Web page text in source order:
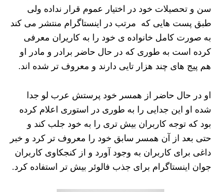
سن و‌ تحصیلات خود در اختیار عموم قرار نداده ولی
طبق پست هایی که مرتب در اینستاگرام منتشر می کند
به صورت کامل خانواده ی خود را به کاریران معرفی
کرده است به طوری که در حال حاضر برادر و مادر او
هم پیج های چند هزار تایی دارند و معروف تر شده اند.
او در حال حاضر از همسر خود پرستش عرب لو جدا
شده او این جدایی را به طوری در استوری اعلام کرده
بود که توجه کاربران بیش تری را به خود جلب کند و‌
حتی بعد از آن همسر سابق خود را معروف تر کرد و خبر
داغی برای کاربران به وجود آورد و از کنجکاوی کاربران
جوان اینستاگرام برای جذب فالوئر بیش تر استفاده کرد.